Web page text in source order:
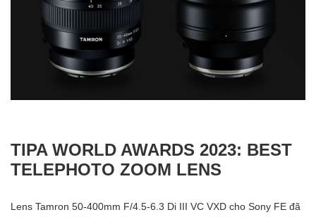
TIPA WORLD AWARDS 2023: BEST
TELEPHOTO ZOOM LENS
Lens Tamron 50-400mm F/4.5-6.3 Di III VC VXD cho Sony FE đã